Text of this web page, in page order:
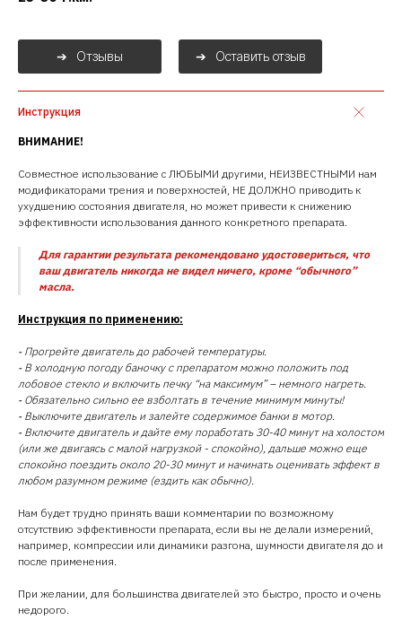
Отзывы Оставить отзыв
Инструкция
ВНИМАНИЕ!
Совместное использование с ЛЮБЫМИ другими, НЕИЗВЕСТНЫМИ нам
модификаторами трения и поверхностей, НЕ ДОЛЖНО приводить к
ухудшению состояния двигателя, но может привести к снижению
эффективности использования данного конкретного препарата.
Для гарантии результата рекомендовано удостовериться, что
ваш двигатель никогда не видел ничего, кроме “обычного”
масла.
Инструкция по применению:
⁃ Прогрейте двигатель до рабочей температуры.
⁃ В холодную погоду баночку с препаратом можно положить под
лобовое стекло и включить печку “на максимум” – немного нагреть.
⁃ Обязательно сильно ее взболтать в течение минимум минуты!
⁃ Выключите двигатель и залейте содержимое банки в мотор.
⁃ Включите двигатель и дайте ему поработать 30-40 минут на холостом
(или же двигаясь с малой нагрузкой - спокойно), дальше можно еще
спокойно поездить около 20-30 минут и начинать оценивать эффект в
любом разумном режиме (ездить как обычно).
Нам будет трудно принять ваши комментарии по возможному
отсутствию эффективности препарата, если вы не делали измерений,
например, компрессии или динамики разгона, шумности двигателя до и
после применения.
При желании, для большинства двигателей это быстро, просто и очень
недорого.